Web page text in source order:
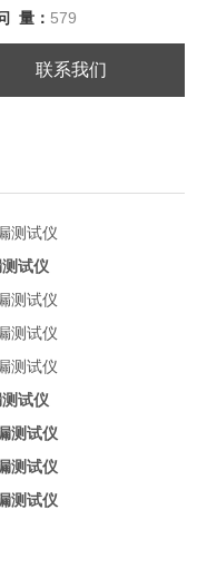
量： 579
联系我们
试仪
试仪